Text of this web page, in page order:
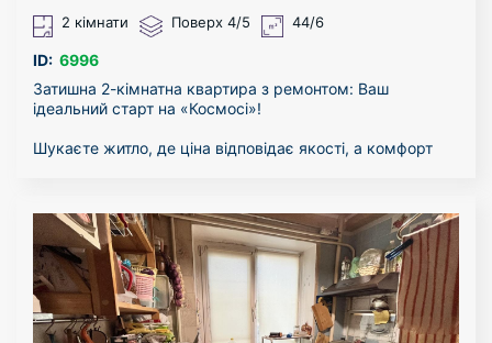
2 кімнати Поверх 4/5 44/6
ID: 6996
Затишна 2-кімнатна квартира з ремонтом: Ваш
ідеальний старт на «Космосі»!
Шукаєте житло, де ціна відповідає якості, а комфорт
ХАРАКТЕРИСТИКИ ТА ПЕРЕВАГИ:
Загальна площа: 44 кв. м — оптимальний простір для
життя, що забезпечує мінімальні рахунки за
комунальні послуги.